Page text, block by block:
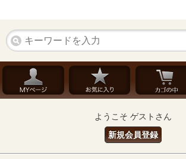
ようこそ ゲストさん
新規会員登録